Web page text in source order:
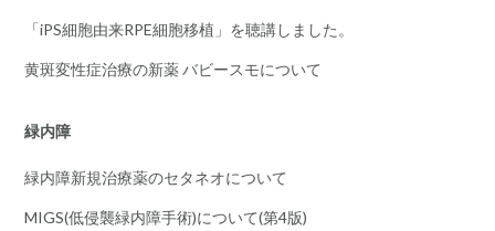
「iPS細胞由来RPE細胞移植」を聴講しました。
黄斑変性症治療の新薬 バビースモについて
緑内障
緑内障新規治療薬のセタネオについて
MIGS(低侵襲緑内障手術)について(第4版)